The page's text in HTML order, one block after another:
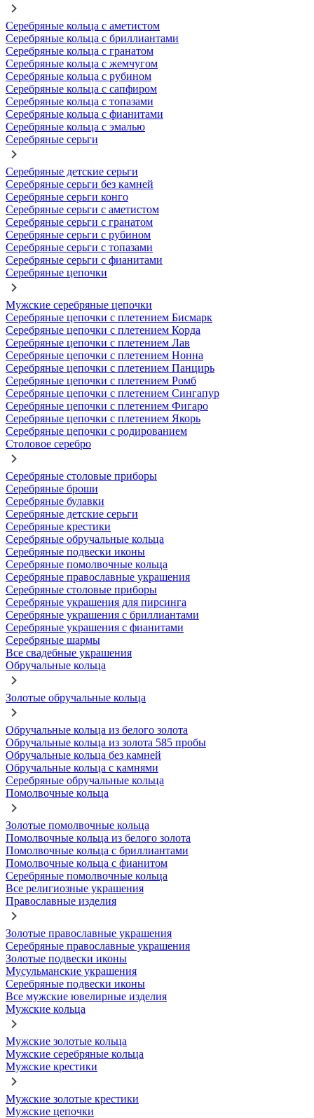
Серебряные кольца с аметистом
Серебряные кольца с бриллиантами
Серебряные кольца с гранатом
Серебряные кольца с жемчугом
Серебряные кольца с рубином
Серебряные кольца с сапфиром
Серебряные кольца с топазами
Серебряные кольца с фианитами
Серебряные кольца с эмалью
Серебряные серьги
Серебряные детские серьги
Серебряные серьги без камней
Серебряные серьги конго
Серебряные серьги с аметистом
Серебряные серьги с гранатом
Серебряные серьги с рубином
Серебряные серьги с топазами
Серебряные серьги с фианитами
Серебряные цепочки
Мужские серебряные цепочки
Серебряные цепочки с плетением Бисмарк
Серебряные цепочки с плетением Корда
Серебряные цепочки с плетением Лав
Серебряные цепочки с плетением Нонна
Серебряные цепочки с плетением Панцирь
Серебряные цепочки с плетением Ромб
Серебряные цепочки с плетением Сингапур
Серебряные цепочки с плетением Фигаро
Серебряные цепочки с плетением Якорь
Серебряные цепочки с родированием
Столовое серебро
Серебряные столовые приборы
Серебряные броши
Серебряные булавки
Серебряные детские серьги
Серебряные крестики
Серебряные обручальные кольца
Серебряные подвески иконы
Серебряные помолвочные кольца
Серебряные православные украшения
Серебряные столовые приборы
Серебряные украшения для пирсинга
Серебряные украшения с бриллиантами
Серебряные украшения с фианитами
Серебряные шармы
Все свадебные украшения
Обручальные кольца
Золотые обручальные кольца
Обручальные кольца из белого золота
Обручальные кольца из золота 585 пробы
Обручальные кольца без камней
Обручальные кольца с камнями
Серебряные обручальные кольца
Помолвочные кольца
Золотые помолвочные кольца
Помолвочные кольца из белого золота
Помолвочные кольца с бриллиантами
Помолвочные кольца с фианитом
Серебряные помолвочные кольца
Все религиозные украшения
Православные изделия
Золотые православные украшения
Серебряные православные украшения
Золотые подвески иконы
Мусульманские украшения
Серебряные подвески иконы
Все мужские ювелирные изделия
Мужские кольца
Мужские золотые кольца
Мужские серебряные кольца
Мужские крестики
Мужские золотые крестики
Мужские цепочки